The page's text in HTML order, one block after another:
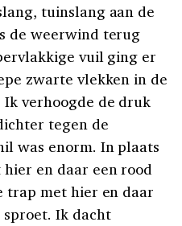
tuinslang aan de
de weerwind terug
vuil ging er
zwarte vlekken in de
verhoogde de druk
tegen de
was enorm. In plaats
en daar een rood
trap met hier en daar
Ik dacht